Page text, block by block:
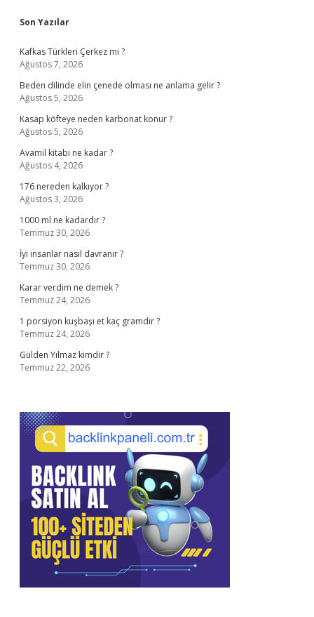
Sidebar
Son Yazılar
Kafkas Türkleri Çerkez mi ?
Ağustos 7, 2026
Beden dilinde elin çenede olması ne anlama gelir ?
Ağustos 5, 2026
Kasap köfteye neden karbonat konur ?
Ağustos 5, 2026
Avamil kitabı ne kadar ?
Ağustos 4, 2026
176 nereden kalkıyor ?
Ağustos 3, 2026
1000 ml ne kadardır ?
Temmuz 30, 2026
İyi insanlar nasıl davranır ?
Temmuz 30, 2026
Karar verdim ne demek ?
Temmuz 24, 2026
1 porsiyon kuşbaşı et kaç gramdır ?
Temmuz 24, 2026
Gülden Yılmaz kimdir ?
Temmuz 22, 2026